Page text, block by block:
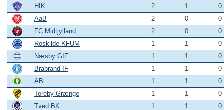
HIK
2 1
0
AaB
2 0
0
FC Midtjylland
2 0
0
Roskilde KFUM
1 1
0
Næsby GIF
1 1
0
Brabrand IF
1 1
0
AB
1 1
0
Toreby-Grænge
1 1
0
Tved BK
1 1
0